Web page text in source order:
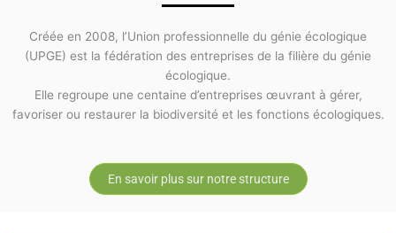
Créée en 2008, l’Union professionnelle du génie écologique
(UPGE) est la fédération des entreprises de la filière du génie
écologique.
Elle regroupe une centaine d’entreprises œuvrant à gérer,
favoriser ou restaurer la biodiversité et les fonctions écologiques.
En savoir plus sur notre structure